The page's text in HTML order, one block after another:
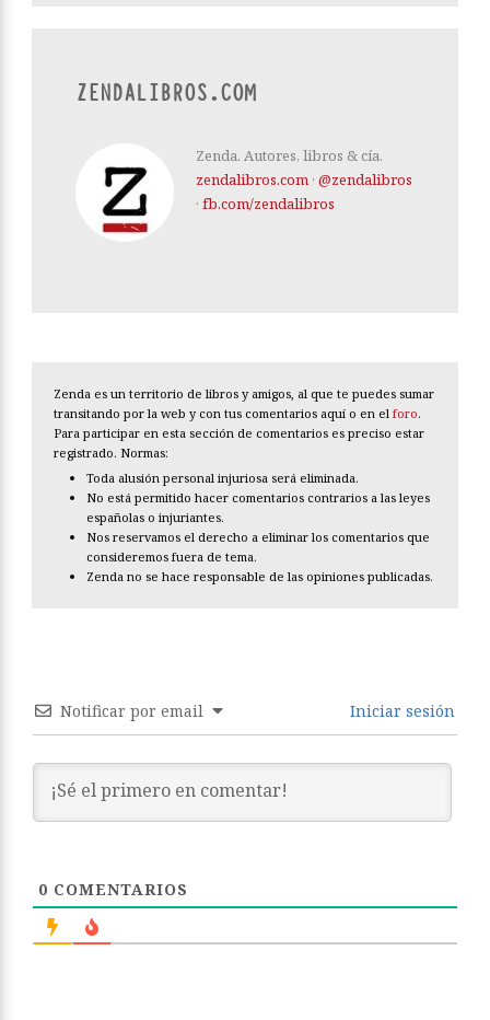
ZENDALIBROS.COM
Zenda. Autores, libros & cía.
zendalibros.com · @zendalibros
· fb.com/zendalibros
Zenda es un territorio de libros y amigos, al que te puedes sumar
transitando por la web y con tus comentarios aquí o en el foro.
Para participar en esta sección de comentarios es preciso estar
registrado. Normas:
Toda alusión personal injuriosa será eliminada.
No está permitido hacer comentarios contrarios a las leyes
españolas o injuriantes.
Nos reservamos el derecho a eliminar los comentarios que
consideremos fuera de tema.
Zenda no se hace responsable de las opiniones publicadas.
Notificar por email Iniciar sesión
0 COMENTARIOS